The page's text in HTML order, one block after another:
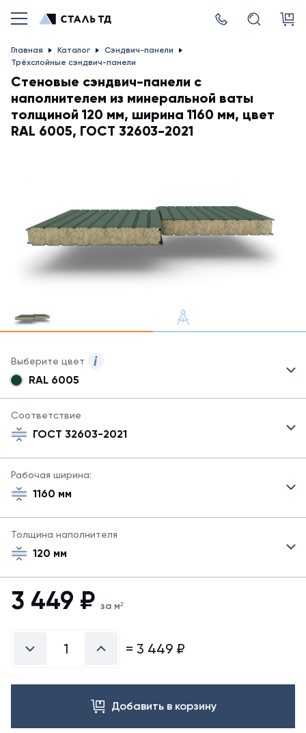
Главная Каталог
Сэндвич-панели
Трёхслойные сэндвич-панели
Стеновые сэндвич-панели с
наполнителем из минеральной ваты
толщиной 120 мм, ширина 1160 мм, цвет
RAL 6005, ГОСТ 32603-2021
Выберите цвет
сэндвич-
быть
все
Для
заказа
свяжитесь
с
менеджером.
цвета
справочнике
цветов
RAL.
*
RAL 6005
Соответствие
ГОСТ 32603-2021
Рабочая ширина:
1160 мм
Толщина наполнителя
120 мм
3 449 ₽ за м²
= 3 449 ₽
Добавить в корзину